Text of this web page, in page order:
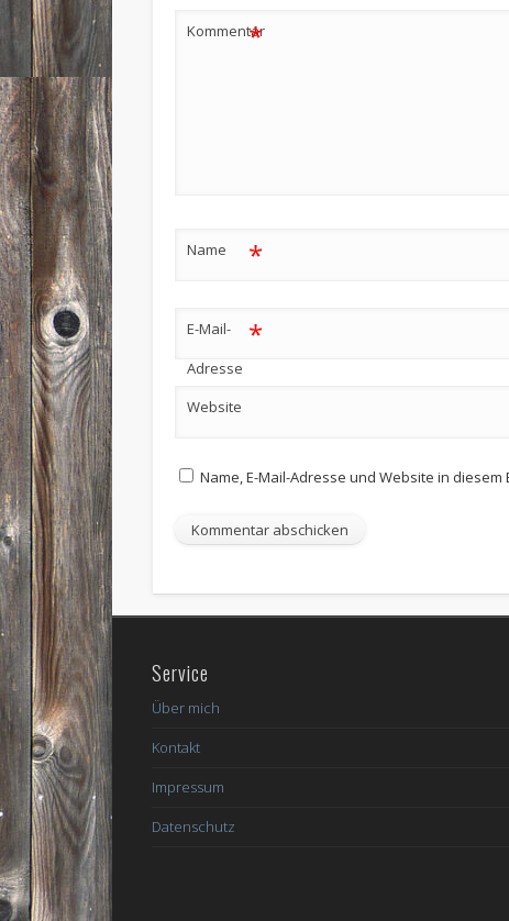
Kommentar
*
Name *
E-Mail-
Adresse
*
Website
Name, E-Mail-Adresse und Website in
Service
Über mich
Kontakt
Impressum
Datenschutz